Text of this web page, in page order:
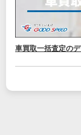
車買取一括査定の